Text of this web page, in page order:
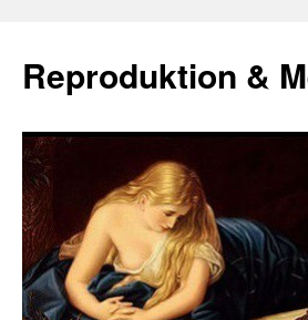
springen
Reproduktion &